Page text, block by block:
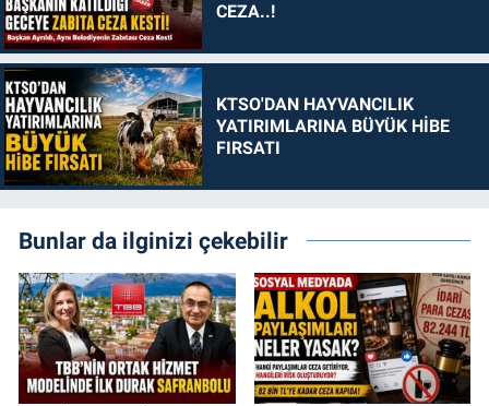
CEZA..!
KTSO'DAN HAYVANCILIK
YATIRIMLARINA BÜYÜK HİBE
FIRSATI
Bunlar da ilginizi çekebilir